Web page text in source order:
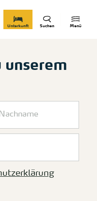
Menü
Suchen
Unterkunft
unserem